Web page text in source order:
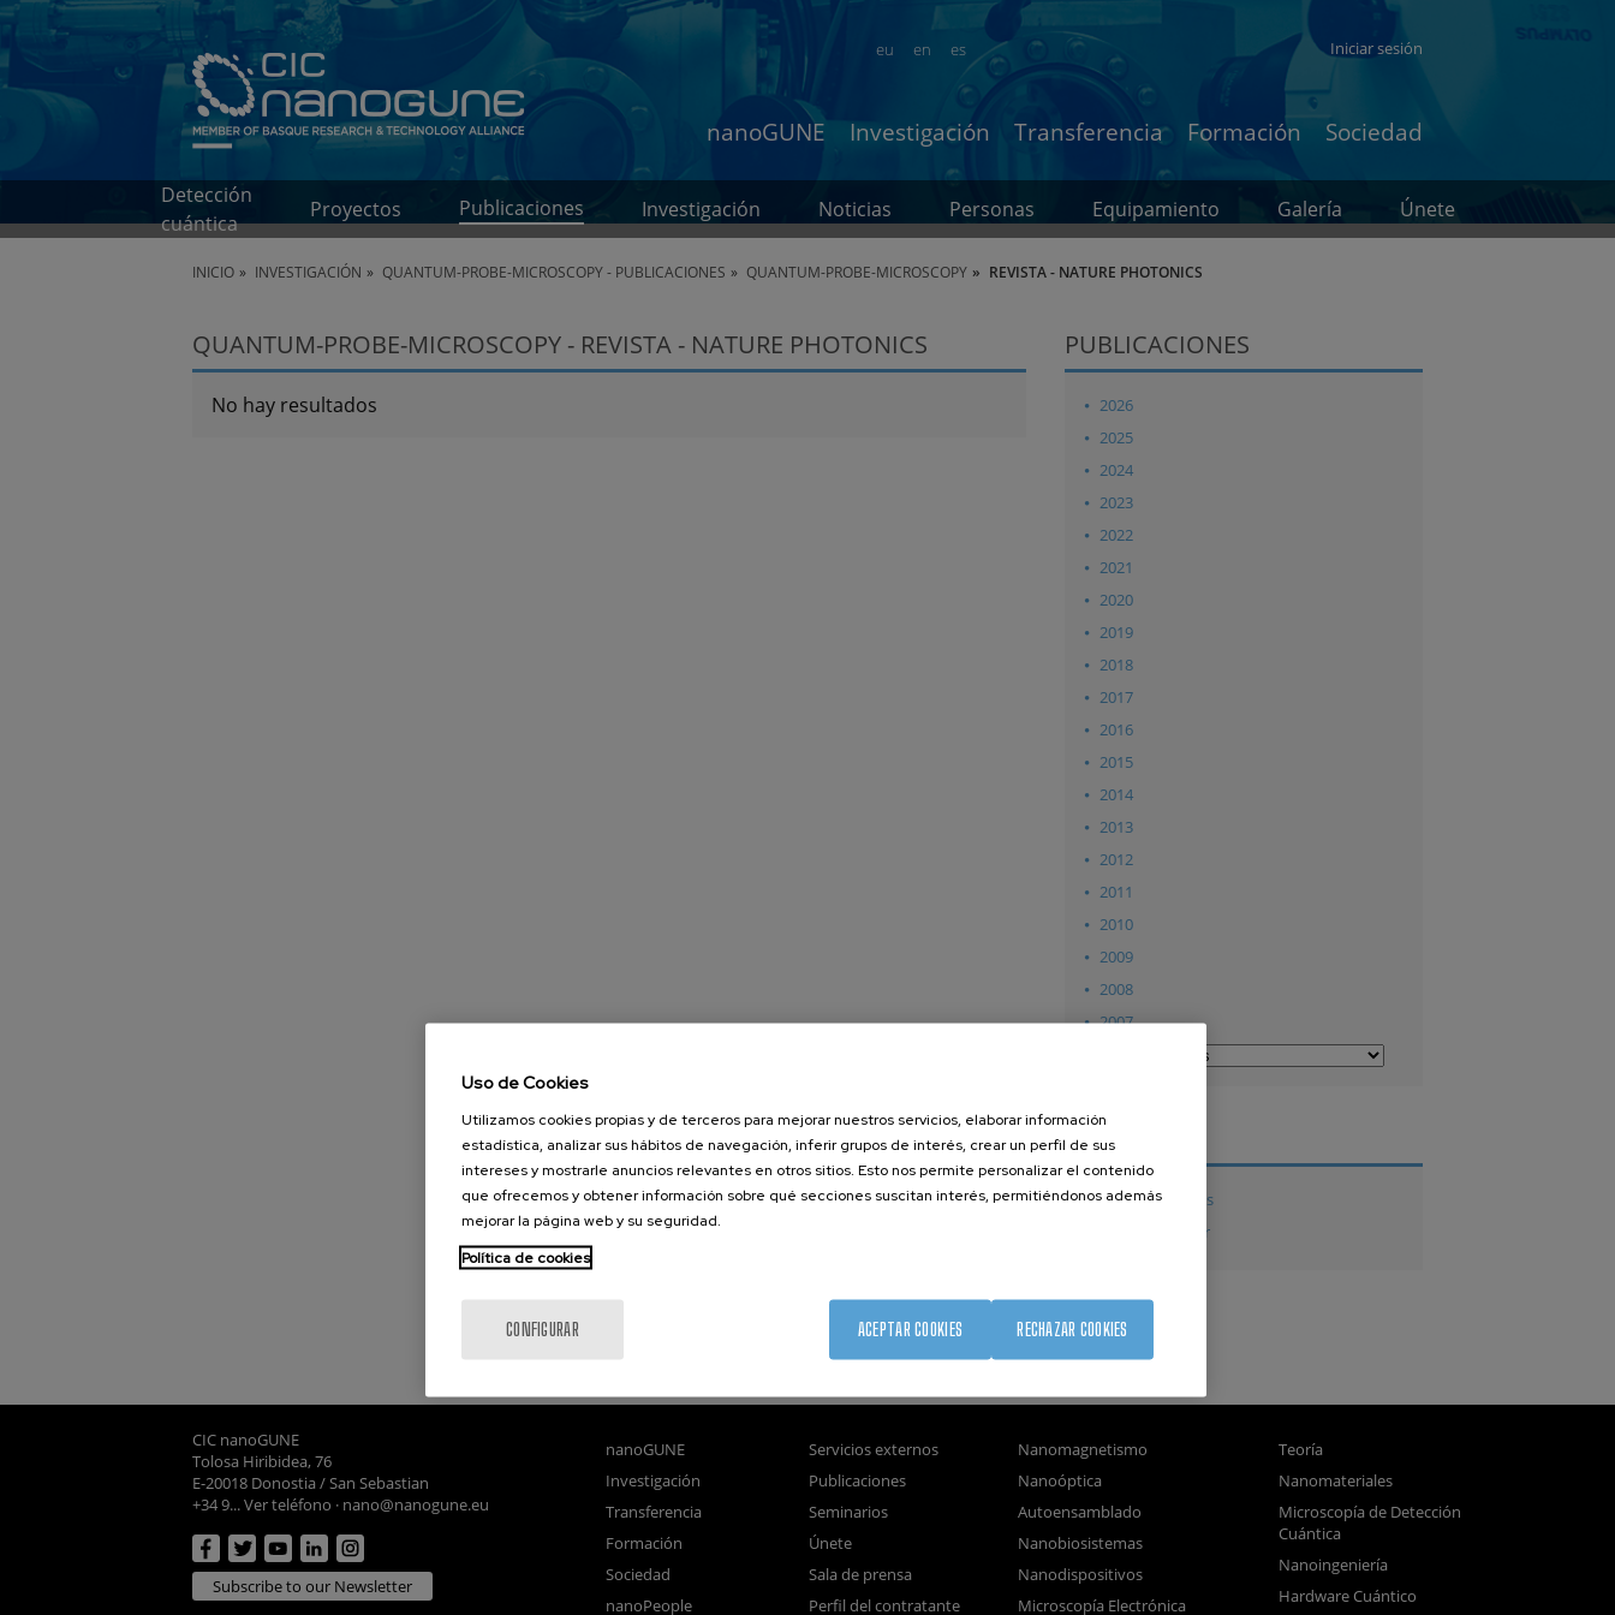
en es
eu Iniciar sesión
nanoGUNE Investigación Transferencia Formación Sociedad
Detección
cuántica
Proyectos Publicaciones Investigación Noticias Personas Equipamiento Galería Únete
INICIO INVESTIGACIÓN QUANTUM-PROBE-MICROSCOPY - PUBLICACIONES QUANTUM-PROBE-MICROSCOPY REVISTA - NATURE PHOTONICS
QUANTUM-PROBE-MICROSCOPY - REVISTA - NATURE PHOTONICS
No hay resultados
PUBLICACIONES
2026
2025
2024
2023
2022
2021
2020
2019
2018
2017
2016
2015
2014
2013
2012
2011
2010
2009
2008
2007
TESIS
Tesis doctorales
Tesis de Máster
CIC nanoGUNE
Tolosa Hiribidea, 76
E-20018 Donostia / San Sebastian
+34 9... Ver teléfono · nano@nanogune.eu
Subscribe to our Newsletter
nanoGUNE
Investigación
Transferencia
Formación
Sociedad
nanoPeople
Servicios externos
Publicaciones
Seminarios
Únete
Sala de prensa
Perfil del contratante
Nanomagnetismo
Nanoóptica
Autoensamblado
Nanobiosistemas
Nanodispositivos
Microscopía Electrónica
Teoría
Nanomateriales
Microscopía de Detección
Cuántica
Nanoingeniería
Hardware Cuántico
Uso de Cookies
Utilizamos cookies propias y de terceros para mejorar nuestros servicios, elaborar información
estadística, analizar sus hábitos de navegación, inferir grupos de interés, crear un perfil de sus
intereses y mostrarle anuncios relevantes en otros sitios. Esto nos permite personalizar el contenido
que ofrecemos y obtener información sobre qué secciones suscitan interés, permitiéndonos además
mejorar la página web y su seguridad.
Política de cookies
CONFIGURAR RECHAZAR COOKIES
ACEPTAR COOKIES